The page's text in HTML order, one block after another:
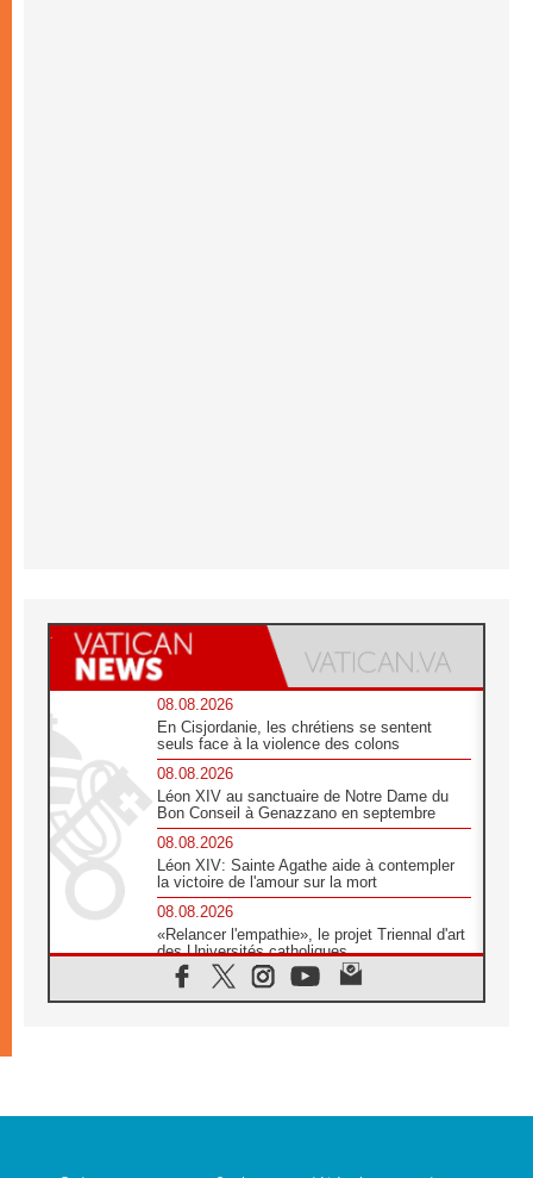
08.08.2026
En Cisjordanie, les chrétiens se sentent
seuls face à la violence des colons
08.08.2026
Léon XIV au sanctuaire de Notre Dame du
Bon Conseil à Genazzano en septembre
08.08.2026
Léon XIV: Sainte Agathe aide à contempler
la victoire de l'amour sur la mort
08.08.2026
«Relancer l'empathie», le projet Triennal d'art
des Universités catholiques
08.08.2026
Signis 2026, donner la parole aux religieuses
07.08.2026